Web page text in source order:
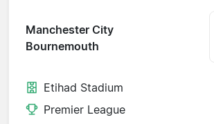
Manchester City
Bournemouth
Etihad Stadium
Premier League